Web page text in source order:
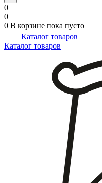
0
0
0 В корзине пока пусто
Каталог товаров
Каталог товаров